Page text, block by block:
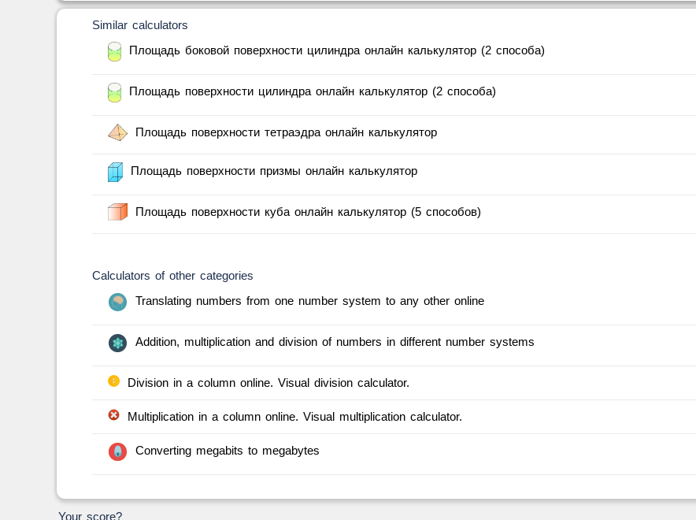
Similar calculators
Площадь боковой поверхности цилиндра онлайн калькулятор (2 способа)
Площадь поверхности цилиндра онлайн калькулятор (2 способа)
Площадь поверхности тетраэдра онлайн калькулятор
Площадь поверхности призмы онлайн калькулятор
Площадь поверхности куба онлайн калькулятор (5 способов)
Calculators of other categories
Translating numbers from one number system to any other online
Addition, multiplication and division of numbers in different number systems
Division in a column online. Visual division calculator.
Multiplication in a column online. Visual multiplication calculator.
Converting megabits to megabytes
Your score?